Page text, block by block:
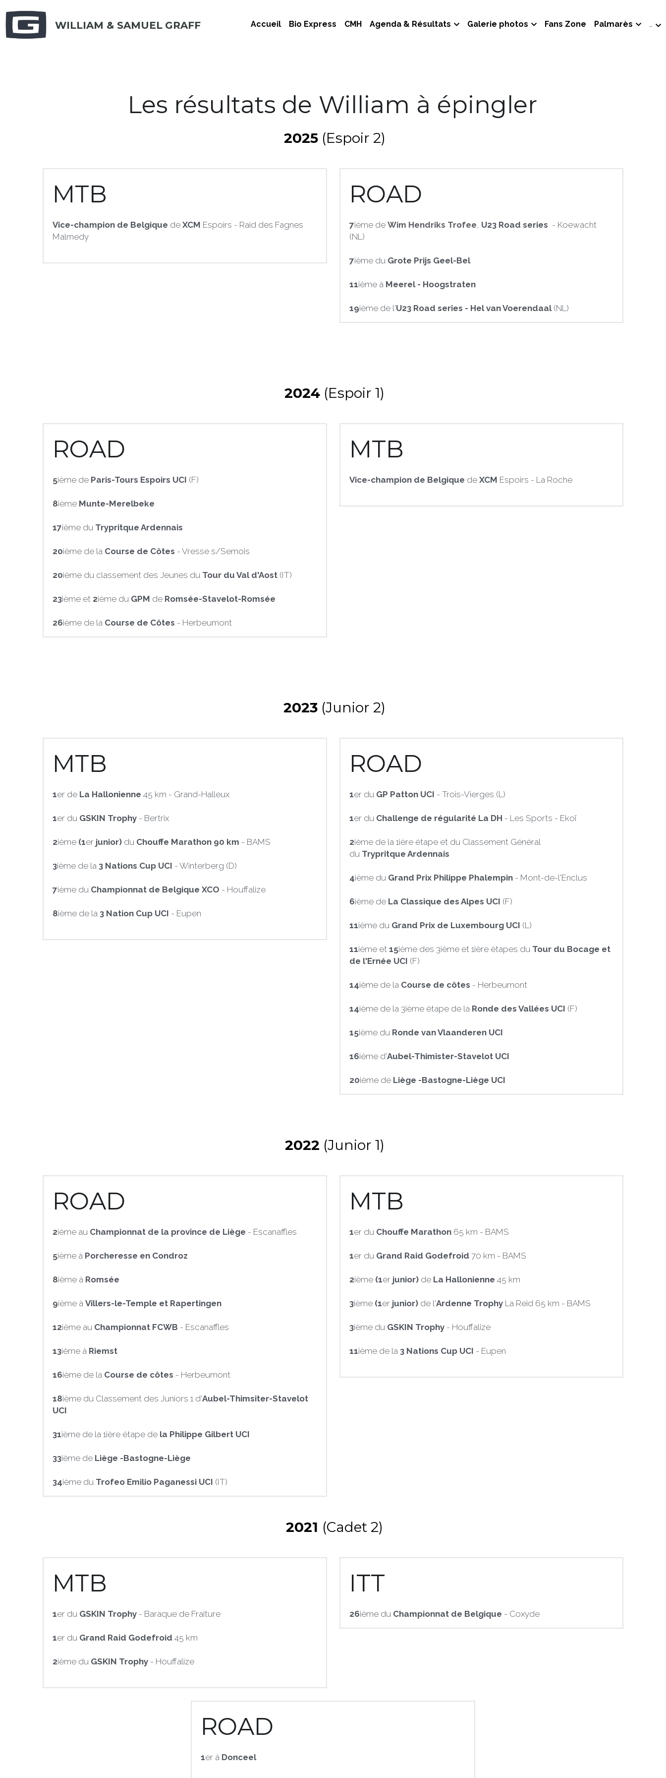
WILLIAM & SAMUEL GRAFF Accueil Bio Express CMH Agenda & Résultats Galerie photos Fans Zone Palmarès …
Les résultats de William à épingler
2025 (Espoir 2)
MTB
Vice-champion de Belgique de XCM Espoirs - Raid des Fagnes
Malmedy
ROAD
7ième de Wim Hendriks Trofee, U23 Road series
  -
Koewacht
(NL)
7ième du Grote Prijs Geel-Bel
11ième à Meerel - Hoogstraten
19ième de l'U23 Road series - Hel van Voerendaal (NL)
2024 (Espoir 1)
ROAD
5ième de Paris-Tours Espoirs UCI (F)
8ième Munte-Merelbeke
17ième du Trypritque Ardennais
20ième de la Course de Côtes - Vresse s/Semois
20ième du classement des Jeunes du Tour du Val d'Aost (IT)
23ième et 2ième du GPM de Romsée-Stavelot-Romsée
26ième de la Course de Côtes - Herbeumont
MTB
Vice-champion de Belgique de XCM Espoirs - La Roche
2023 (Junior 2)
MTB
1er de La Hallonienne 45 km - Grand-Halleux
1er du GSKIN Trophy - Bertrix
2ième (1er junior) du Chouffe Marathon 90 km - BAMS
3ième de la 3 Nations Cup UCI - Winterberg (D)
7ième du Championnat de Belgique XCO - Houffalize
8ième de la 3 Nation Cup UCI - Eupen
ROAD
1er du GP Patton UCI - Trois-Vierges (L)
1er du Challenge de régularité La DH - Les Sports - Ekoï
2ième de la 1ière étape et du Classement Général
du Trypritque Ardennais
4ième du Grand Prix Philippe Phalempin - Mont-de-l'Enclus
6ième de La Classique des Alpes UCI (F)
11ième du Grand Prix de Luxembourg UCI (L)
11ième et 15ième des 3ième et 1ière étapes du Tour du Bocage et
de l'Ernée UCI (F)
14ième de la Course de côtes - Herbeumont
14ième de la 3ième étape de la Ronde des Vallées UCI (F)
15ième du Ronde van Vlaanderen UCI
16ième d'Aubel-Thimister-Stavelot UCI
20ième de Liège -Bastogne-Liège UCI
2022 (Junior 1)
ROAD
2ième au Championnat de la province de Liège - Escanaffles
5ième à Porcheresse en Condroz
8ième à Romsée
9ième à Villers-le-Temple et Rapertingen
12ième au Championnat FCWB - Escanaffles
13ième à Riemst
16ième de la Course de côtes - Herbeumont
18ième du Classement des Juniors 1 d'Aubel-Thimsiter-Stavelot
UCI
31ième de la 1ière étape de la Philippe Gilbert UCI
33ième de Liège -Bastogne-Liège
34ième du Trofeo Emilio Paganessi UCI (IT)
MTB
1er du Chouffe Marathon 65 km - BAMS
1er du Grand Raid Godefroid 70 km - BAMS
2ième (1er junior) de La Hallonienne 45 km
3ième (1er junior) de l'Ardenne Trophy La Reid 65 km - BAMS
3ième du GSKIN Trophy - Houffalize
11ième de la 3 Nations Cup UCI - Eupen
2021 (Cadet 2)
MTB
1er du GSKIN Trophy - Baraque de Fraiture
1er du Grand Raid Godefroid 45 km
2ième du GSKIN Trophy - Houffalize
ITT
26ième du Championnat de Belgique - Coxyde
ROAD
1er à Donceel